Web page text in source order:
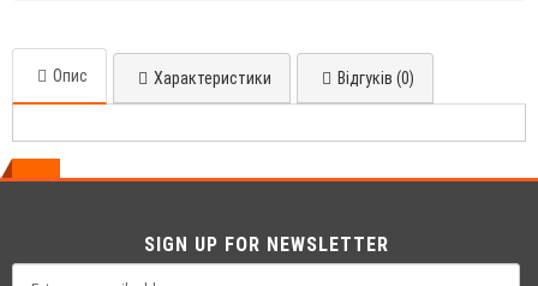
Опис Характеристики Відгуків (0)
SIGN UP FOR NEWSLETTER